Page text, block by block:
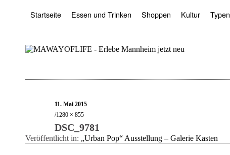
Startseite Essen und Trinken Shoppen Kultur Typen
11. Mai 2015
1280 × 855
DSC_9781
Veröffentlicht in: „Urban Pop“ Ausstellung – Galerie Kasten